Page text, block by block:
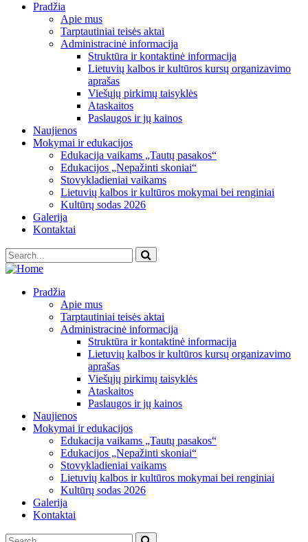
Pradžia
Apie mus
Tarptautiniai teisės aktai
Administracinė informacija
Struktūra ir kontaktinė informacija
Lietuvių kalbos ir kultūros kursų organizavimo
aprašas
Viešųjų pirkimų taisyklės
Ataskaitos
Paslaugos ir jų kainos
Naujienos
Mokymai ir edukacijos
Edukacija vaikams „Tautų pasakos“
Edukacijos „Nepažinti skoniai“
Stovykladieniai vaikams
Lietuvių kalbos ir kultūros mokymai bei renginiai
Kultūrų sodas 2026
Galerija
Kontaktai
Pradžia
Apie mus
Tarptautiniai teisės aktai
Administracinė informacija
Struktūra ir kontaktinė informacija
Lietuvių kalbos ir kultūros kursų organizavimo
aprašas
Viešųjų pirkimų taisyklės
Ataskaitos
Paslaugos ir jų kainos
Naujienos
Mokymai ir edukacijos
Edukacija vaikams „Tautų pasakos“
Edukacijos „Nepažinti skoniai“
Stovykladieniai vaikams
Lietuvių kalbos ir kultūros mokymai bei renginiai
Kultūrų sodas 2026
Galerija
Kontaktai